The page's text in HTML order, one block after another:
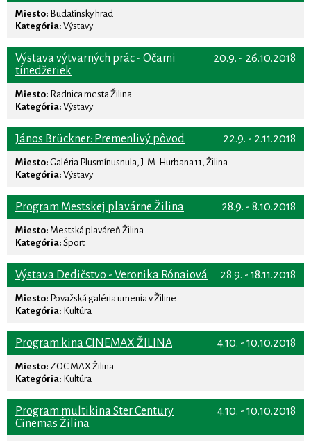
Miesto: Budatínsky hrad
Kategória: Výstavy
20.9. - 26.10.2018
Výstava výtvarných prác - Očami
tínedžeriek
Miesto: Radnica mesta Žilina
Kategória: Výstavy
22.9. - 2.11.2018
János Brückner: Premenlivý pôvod
Miesto: Galéria Plusmínusnula, J. M. Hurbana 11, Žilina
Kategória: Výstavy
28.9. - 8.10.2018
Program Mestskej plavárne Žilina
Miesto: Mestská plaváreň Žilina
Kategória: Šport
28.9. - 18.11.2018
Výstava Dedičstvo - Veronika Rónaiová
Miesto: Považská galéria umenia v Žiline
Kategória: Kultúra
4.10. - 10.10.2018
Program kina CINEMAX ŽILINA
Miesto: ZOC MAX Žilina
Kategória: Kultúra
4.10. - 10.10.2018
Program multikina Ster Century
Cinemas Žilina